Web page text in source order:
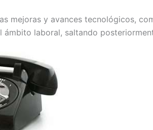
mejoras y avances tecnológicos,
ámbito laboral, saltando